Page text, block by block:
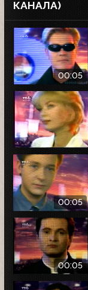
КАНАЛА)
00:05
00:05
00:05